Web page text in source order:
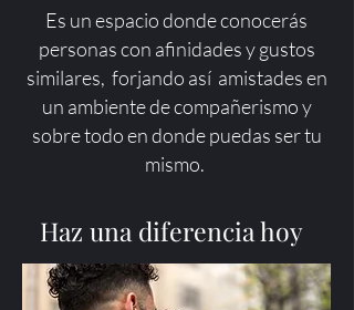
Es un espacio donde conocerás
personas con afinidades y gustos
similares, forjando así amistades en
un ambiente de compañerismo y
sobre todo en donde puedas ser tu
mismo.
Haz una diferencia hoy